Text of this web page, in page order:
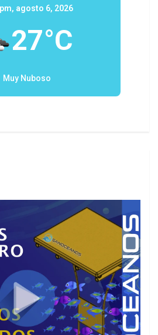
agosto 6, 2026
27°C
Muy Nuboso